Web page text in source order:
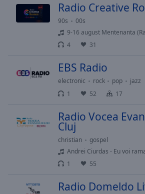
Beginning
Escape
window.
Radio Creative
90s
00s
9-16 august Mentenanta
4
31
EBS Radio
electronic rock pop
jazz
1
52 17
Radio Vocea
Cluj
christian
gospel
Andrei Ciurdas - Eu voi
1
55
Radio Domeldo